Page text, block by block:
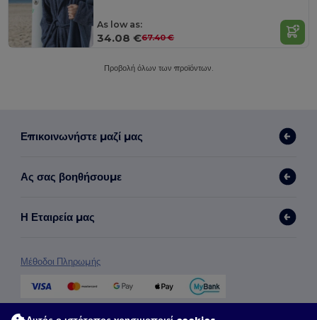
As low as:
34.08 €67.40 €
Προβολή όλων των προϊόντων.
Επικοινωνήστε μαζί μας
Ας σας βοηθήσουμε
Η Εταιρεία μας
Μέθοδοι Πληρωμής